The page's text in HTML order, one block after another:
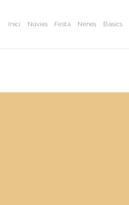
Inici Núvies Festa Nenes Basics